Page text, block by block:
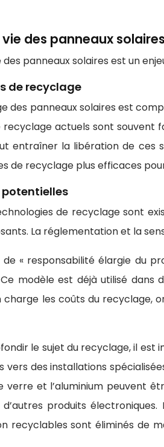
vie des panneaux solaires
des panneaux solaires est un
de recyclage
des panneaux solaires est
recyclage actuels sont souvent
entraîner la libération de ces
de recyclage plus efficaces
de recyclage sont
La réglementation et la
de « responsabilité élargie du
modèle est déjà utilisé
charge les coûts du recyclage,
le sujet du recyclage, il
vers des installations
verre et l’aluminium peuvent
produits
recyclables sont éliminés de